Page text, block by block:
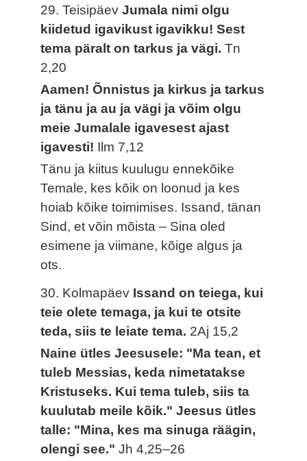
29. TeisipäevJumala nimi olgu
kiidetud igavikust igavikku! Sest
tema päralt on tarkus ja vägi.Tn
2,20
Aamen! Õnnistus ja kirkus ja tarkus
ja tänu ja au ja vägi ja võim olgu
meie Jumalale igavesest ajast
igavesti! Ilm 7,12
Tänu ja kiitus kuulugu ennekõike
Temale, kes kõik on loonud ja kes
hoiab kõike toimimises. Issand, tänan
Sind, et võin mõista – Sina oled
esimene ja viimane, kõige algus ja
ots.
30. Kolmapäev Issand on teiega, kui
teie olete temaga, ja kui te otsite
teda, siis te leiate tema. 2Aj 15,2
Naine ütles Jeesusele: "Ma tean, et
tuleb Messias, keda nimetatakse
Kristuseks. Kui tema tuleb, siis ta
kuulutab meile kõik." Jeesus ütles
talle: "Mina, kes ma sinuga räägin,
olengi see."Jh 4,25–26